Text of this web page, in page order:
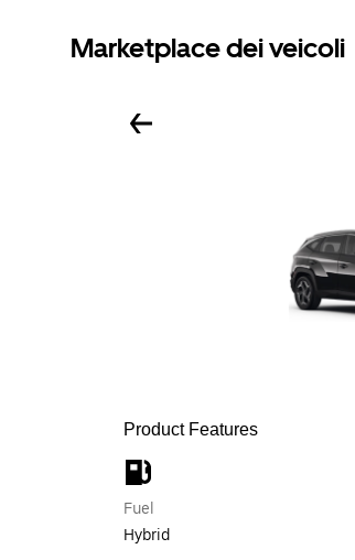
Marketplace dei veicoli
Product Features
Fuel
Hybrid